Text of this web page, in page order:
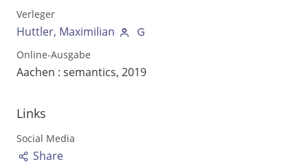
Volltext und Inhaltsverzeichnis
Suchbegriff
Verleger
Huttler, Maximilian
Online-Ausgabe
Aachen : semantics, 2019
Links
Social Media
Share